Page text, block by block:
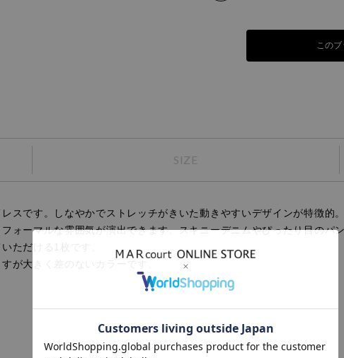
この
SIZE
スです。しなやかでストレッチがきいた動きやすいデザインが特徴的
ォーマルな雰囲気が演出できます。スキニーデニムやぴったり目のパ
ただける1枚です。
が大きく差のないカラーです。